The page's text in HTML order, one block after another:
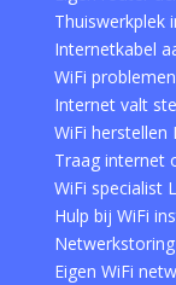
Thuiswerkplek
Internetkabel
WiFi
Internet valt
WiFi herstellen
Traag internet
WiFi specialist
Hulp bij WiFi
Eigen WiFi